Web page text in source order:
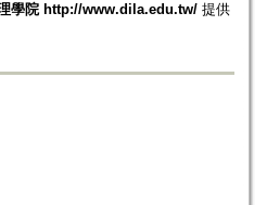
學院 http://www.dila.edu.tw/提供